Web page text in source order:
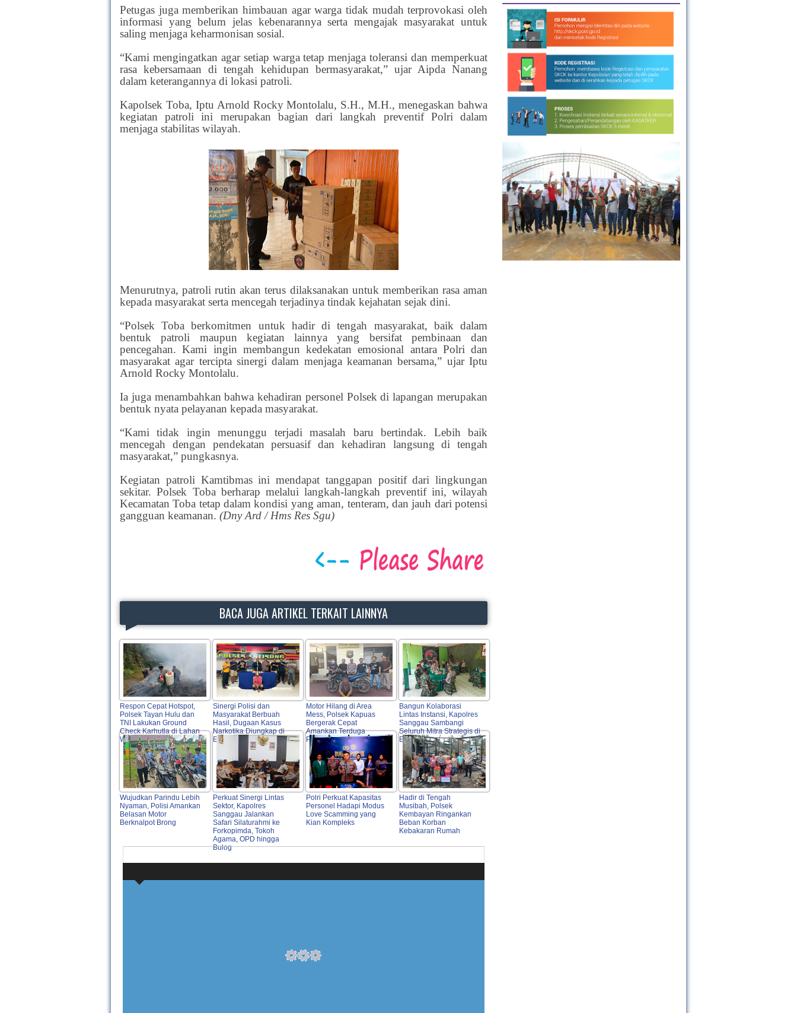
Petugas juga memberikan himbauan agar warga tidak mudah terprovokasi oleh
informasi yang belum jelas kebenarannya serta mengajak masyarakat untuk
saling menjaga keharmonisan sosial.
“Kami mengingatkan agar setiap warga tetap menjaga toleransi dan memperkuat
rasa kebersamaan di tengah kehidupan bermasyarakat,” ujar Aipda Nanang
dalam keterangannya di lokasi patroli.
Kapolsek Toba, Iptu Arnold Rocky Montolalu, S.H., M.H., menegaskan bahwa
kegiatan patroli ini merupakan bagian dari langkah preventif Polri dalam
menjaga stabilitas wilayah.
Menurutnya, patroli rutin akan terus dilaksanakan untuk memberikan rasa aman
kepada masyarakat serta mencegah terjadinya tindak kejahatan sejak dini.
“Polsek Toba berkomitmen untuk hadir di tengah masyarakat, baik dalam
bentuk patroli maupun kegiatan lainnya yang bersifat pembinaan dan
pencegahan. Kami ingin membangun kedekatan emosional antara Polri dan
masyarakat agar tercipta sinergi dalam menjaga keamanan bersama,” ujar Iptu
Arnold Rocky Montolalu.
Ia juga menambahkan bahwa kehadiran personel Polsek di lapangan merupakan
bentuk nyata pelayanan kepada masyarakat.
“Kami tidak ingin menunggu terjadi masalah baru bertindak. Lebih baik
mencegah dengan pendekatan persuasif dan kehadiran langsung di tengah
masyarakat,” pungkasnya.
Kegiatan patroli Kamtibmas ini mendapat tanggapan positif dari lingkungan
sekitar. Polsek Toba berharap melalui langkah-langkah preventif ini, wilayah
Kecamatan Toba tetap dalam kondisi yang aman, tenteram, dan jauh dari potensi
gangguan keamanan. (Dny Ard / Hms Res Sgu)
BACA JUGA ARTIKEL TERKAIT LAINNYA
Respon Cepat Hotspot,
Polsek Tayan Hulu dan
TNI Lakukan Ground
Check Karhutla di Lahan
Warga
Sinergi Polisi dan
Masyarakat Berbuah
Hasil, Dugaan Kasus
Narkotika Diungkap di
Entikong
Motor Hilang di Area
Mess, Polsek Kapuas
Bergerak Cepat
Amankan Terduga
Pelaku
Bangun Kolaborasi
Lintas Instansi, Kapolres
Sanggau Sambangi
Seluruh Mitra Strategis di
Entikong
Wujudkan Parindu Lebih
Nyaman, Polisi Amankan
Belasan Motor
Berknalpot Brong
Perkuat Sinergi Lintas
Sektor, Kapolres
Sanggau Jalankan
Safari Silaturahmi ke
Forkopimda, Tokoh
Agama, OPD hingga
Bulog
Polri Perkuat Kapasitas
Personel Hadapi Modus
Love Scamming yang
Kian Kompleks
Hadir di Tengah
Musibah, Polsek
Kembayan Ringankan
Beban Korban
Kebakaran Rumah